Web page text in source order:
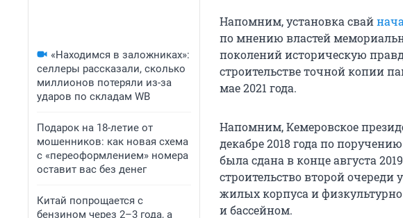
«Находимся в заложниках»:
селлеры рассказали, сколько
миллионов потеряли из-за
ударов по складам WB
Подарок на 18-летие от
мошенников: как новая схема
с «переоформлением» номера
оставит вас без денег
Китай попрощается с
бензином через 2–3 года, а
Напомним, установка свай
по мнению властей
поколений историческую
строительстве точной копии
мае 2021 года.
Напомним, Кемеровское
декабре 2018 года по
была сдана в конце августа
строительство второй
жилых корпуса и
и бассейном.